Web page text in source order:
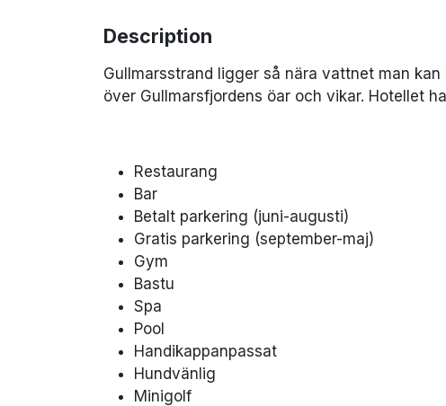
Description
Gullmarsstrand ligger så nära vattnet man
över Gullmarsfjordens öar och vikar. Hotellet
Restaurang
Bar
Betalt parkering (juni-augusti)
Gratis parkering (september-maj)
Gym
Bastu
Spa
Pool
Handikappanpassat
Hundvänlig
Minigolf